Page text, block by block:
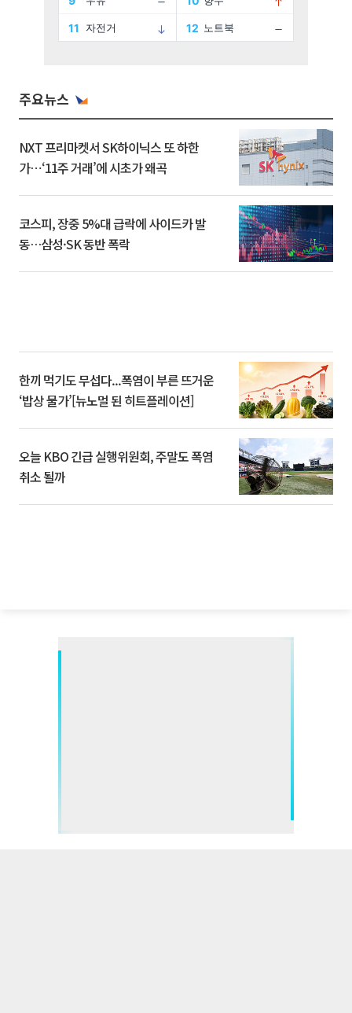
주요뉴스
NXT 프리마켓서 SK하이닉스 또 하한
가⋯‘11주 거래’에 시초가 왜곡
코스피, 장중 5%대 급락에 사이드카 발
동…삼성·SK 동반 폭락
한끼 먹기도 무섭다...폭염이 부른 뜨거운
‘밥상 물가’[뉴노멀 된 히트플레이션]
오늘 KBO 긴급 실행위원회, 주말도 폭염
취소 될까